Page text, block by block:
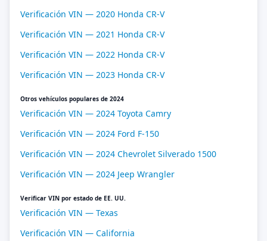
Verificación VIN — 2020 Honda CR-V
Verificación VIN — 2021 Honda CR-V
Verificación VIN — 2022 Honda CR-V
Verificación VIN — 2023 Honda CR-V
Otros vehículos populares de 2024
Verificación VIN — 2024 Toyota Camry
Verificación VIN — 2024 Ford F-150
Verificación VIN — 2024 Chevrolet Silverado 1500
Verificación VIN — 2024 Jeep Wrangler
Verificar VIN por estado de EE. UU.
Verificación VIN — Texas
Verificación VIN — California